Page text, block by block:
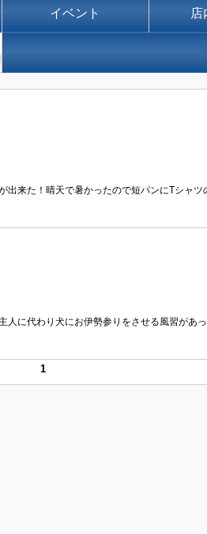
イベント 店
出来た！晴天で暑かったので短パンにTシャツ
人に代わり犬にお伊勢参りをさせる風習があ
1